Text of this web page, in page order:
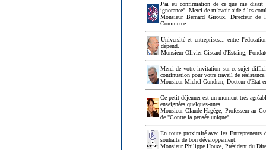
J’ai eu confirmation de ce que me disait
ignorance". Merci de m’avoir aidé à les
Monsieur Bernard Giroux, Directeur de
Commerce
Université et entreprises... entre
dépend.
Monsieur Olivier Giscard d'Estaing,
Merci de votre invitation sur ce sujet
continuation pour votre travail de
Monsieur Michel Gondran, Docteur d'Etat
Ce petit déjeuner est un moment très
enseignées quelques-unes.
Monsieur Claude Hagège, Professeur au
de "Contre la pensée unique"
En toute proximité avec les
souhaits de bon développement.
Monsieur Philippe Houze, Président du